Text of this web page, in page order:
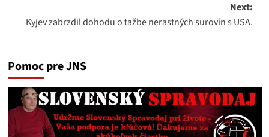
Next:
Kyjev zabrzdil dohodu o ťažbe nerastných surovín s USA.
Pomoc pre JNS